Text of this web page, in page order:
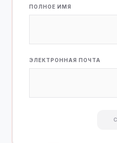
ПОЛНОЕ ИМЯ
ЭЛЕКТРОННАЯ ПОЧТА